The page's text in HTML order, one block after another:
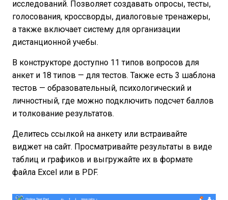
исследований. Позволяет создавать опросы, тесты,
голосования, кроссворды, диалоговые тренажеры,
а также включает систему для организации
дистанционной учебы.
В конструкторе доступно 11 типов вопросов для
анкет и 18 типов — для тестов. Также есть 3 шаблона
тестов — образовательный, психологический и
личностный, где можно подключить подсчет баллов
и толкование результатов.
Делитесь ссылкой на анкету или встраивайте
виджет на сайт. Просматривайте результаты в виде
таблиц и графиков и выгружайте их в формате
файла Excel или в PDF.